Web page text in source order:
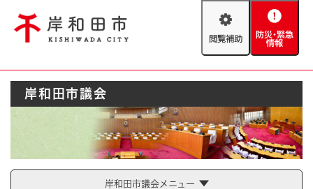
閲
助
防
緊
情
報
Foreign language
やさしい日本語
防災・緊急情報
ハザードマップ AED設置箇所
とじる
岸和田市議会
岸和田市議会メニュー